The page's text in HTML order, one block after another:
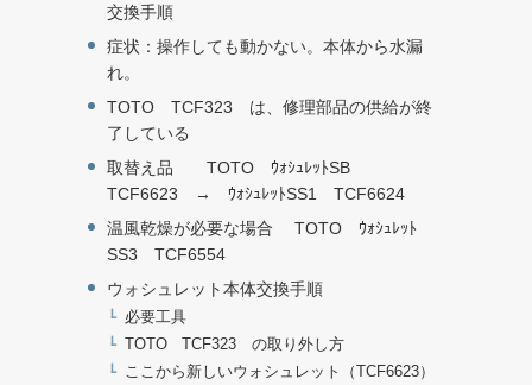
交換手順
症状：操作しても動かない。本体から水漏
れ。
TOTO TCF323 は、修理部品の供給が終
了している
取替え品 TOTO ｳｫｼｭﾚｯﾄSB
TCF6623 → ｳｫｼｭﾚｯﾄSS1 TCF6624
温風乾燥が必要な場合 TOTO ｳｫｼｭﾚｯﾄ
SS3 TCF6554
ウォシュレット本体交換手順
必要工具
TOTO TCF323 の取り外し方
ここから新しいウォシュレット（TCF6623）